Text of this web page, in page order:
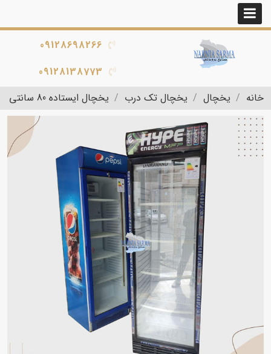
09128698266
09128138773
خانه
یخچال یخچال تک درب یخچال ایستاده 80 سانتی